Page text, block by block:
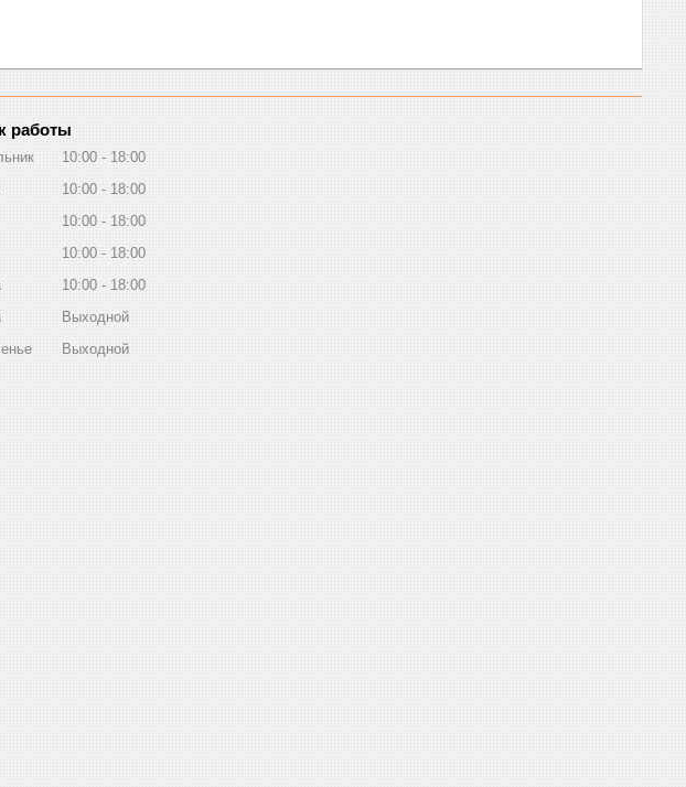
работы
10:00
18:00
10:00
18:00
10:00
18:00
10:00
18:00
10:00
18:00
Выходной
Выходной